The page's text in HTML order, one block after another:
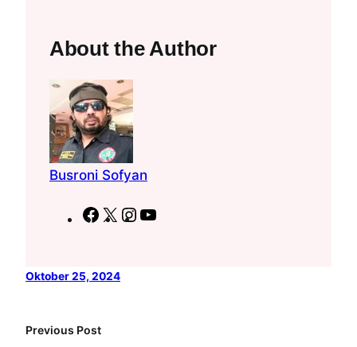
About the Author
Busroni Sofyan
F
e
o
X
I
Oktober 25, 2024
Previous Post